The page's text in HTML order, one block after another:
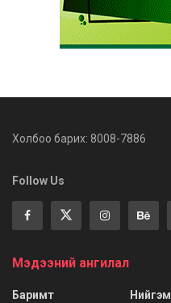
Холбоо барих: 8008-7886
Follow Us
Мэдээний ангилал
Баримт
Нийгэм